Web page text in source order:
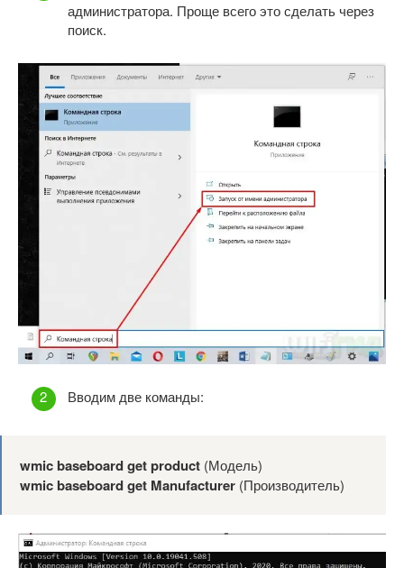
администратора. Проще всего это сделать через
поиск.
Вводим две команды:
wmic baseboard get product (Модель)
wmic baseboard get Manufacturer (Производитель)